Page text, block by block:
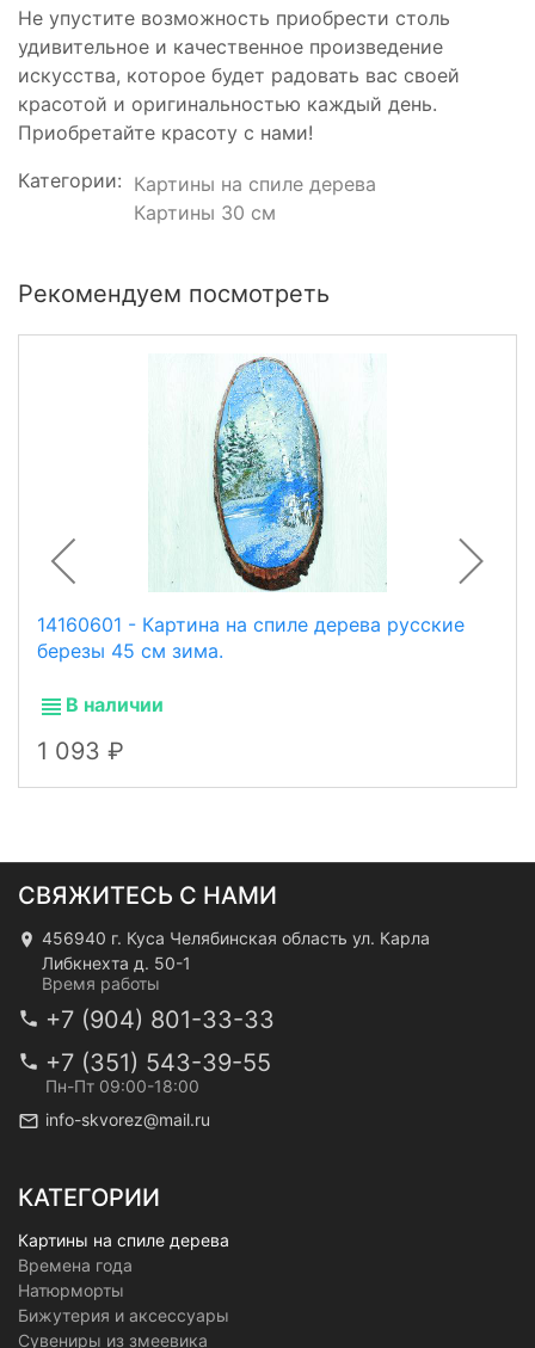
Не упустите возможность приобрести столь
удивительное и качественное произведение
искусства, которое будет радовать вас своей
красотой и оригинальностью каждый день.
Приобретайте красоту с нами!
Категории: Картины на спиле дерева
Картины 30 см
Рекомендуем посмотреть
14160601 - Картина на спиле дерева русские
березы 45 см зима.
В наличии
1 093
СВЯЖИТЕСЬ С НАМИ
456940 г. Куса Челябинская область ул. Карла
Либкнехта д. 50-1
Время работы
+7 (904) 801-33-33
+7 (351) 543-39-55
Пн-Пт 09:00-18:00
info-skvorez@mail.ru
КАТЕГОРИИ
Картины на спиле дерева
Времена года
Натюрморты
Бижутерия и аксессуары
Сувениры из змеевика